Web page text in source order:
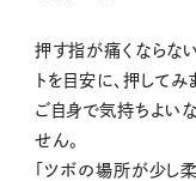
押す指が痛くならな
トを目安に、押してみ
ご自身で気持ちよい
せん。
「ツボの場所が少し